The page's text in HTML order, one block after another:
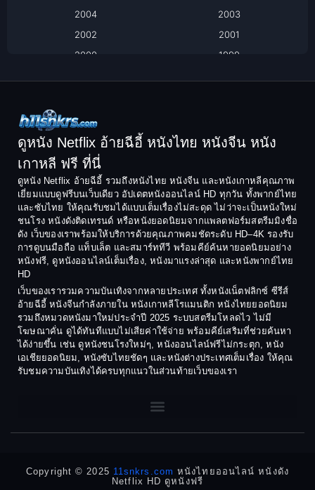
Comedy ตลก
Coming-of-age ชีวิตวัยรุ่น
Crime อาชญากรรม
Crime อาชญากรรม
Culture
Dance เต้น
Dark Comedy ตลกร้าย
DC
2004
2003
2002
2001
2000
1999
1994
1992
1991
1990
1988
1987
1986
1985
1984
1983
1982
1981
1980
1978
1974
1973
1972
1971
1970
1969
1968
1964
ดูหนัง Netflix อ้ายฉีอี้ หนังไทย หนังจีน หนัง
เกาหลี ฟรี ที่นี่
ดูหนัง Netflix อ้ายฉีอี้ รวมถึงหนังไทย หนังจีน และหนังเกาหลีคุณภาพ
เยี่ยมแบบดูฟรีบนเว็บเดียว อัปเดตหนังออนไลน์ HD ทุกวัน ทั้งพากย์ไทย
และซับไทย ให้คุณรับชมได้แบบเต็มเรื่องไม่สะดุด ไม่ว่าจะเป็นหนังใหม่
ชนโรง หนังดังติดเทรนด์ หรือหนังยอดนิยมจากแพลตฟอร์มสตรีมมิงชื่อ
ดัง เว็บของเราพร้อมให้บริการด้วยคุณภาพคมชัดระดับ HD–4K รองรับ
การดูบนมือถือ แท็บเล็ต และสมาร์ททีวี พร้อมคีย์ค้นหายอดนิยมอย่าง
หนังฟรี, ดูหนังออนไลน์เต็มเรื่อง, หนังมาแรงล่าสุด และหนังพากย์ไทย
HD
เว็บของเรารวมความบันเทิงจากหลายประเทศ ทั้งหนังเน็ตฟลิกซ์ ซีรีส์
อ้ายฉีอี้ หนังจีนกำลังภายใน หนังเกาหลีโรแมนติก หนังไทยยอดนิยม
รวมถึงหมวดหนังมาใหม่ประจำปี 2025 ระบบสตรีมโหลดไว ไม่มี
โฆษณาคั่น ดูได้ทันทีแบบไม่เสียค่าใช้จ่าย พร้อมคีย์เสริมที่ช่วยค้นหา
ได้ง่ายขึ้น เช่น ดูหนังชนโรงใหม่ๆ, หนังออนไลน์ฟรีไม่กระตุก, หนัง
เอเชียยอดนิยม, หนังซับไทยชัดๆ และหนังต่างประเทศเต็มเรื่อง ให้คุณ
รับชมความบันเทิงได้ครบทุกแนวในส่วนท้ายเว็บของเรา
Copyright © 2025 11snkrs.com หนังไทยออนไลน์ หนังดัง
Netflix HD ดูหนังฟรี